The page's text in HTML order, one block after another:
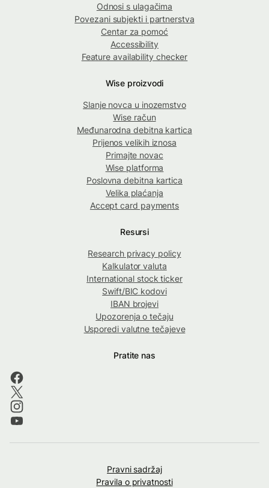
Odnosi s ulagačima
Povezani subjekti i partnerstva
Centar za pomoć
Accessibility
Feature availability checker
Wise proizvodi
Slanje novca u inozemstvo
Wise račun
Međunarodna debitna kartica
Prijenos velikih iznosa
Primajte novac
Wise platforma
Poslovna debitna kartica
Velika plaćanja
Accept card payments
Resursi
Research privacy policy
Kalkulator valuta
International stock ticker
Swift/BIC kodovi
IBAN brojevi
Upozorenja o tečaju
Usporedi valutne tečajeve
Pratite nas
Pravni sadržaj
Pravila o privatnosti